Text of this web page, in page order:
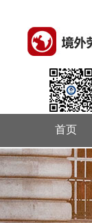
首页
环球劳务